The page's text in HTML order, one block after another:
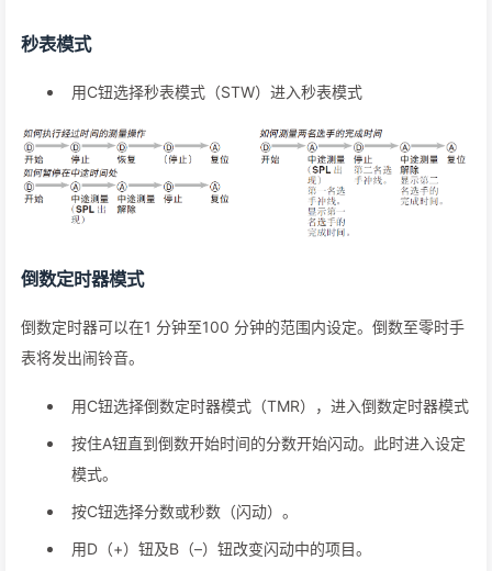
秒表模式
用C钮选择秒表模式（STW）进入秒表模式
倒数定时器模式
倒数定时器可以在1 分钟至100 分钟的范围内设定。倒数至零时手
表将发出闹铃音。
用C钮选择倒数定时器模式（TMR），进入倒数定时器模式
按住A钮直到倒数开始时间的分数开始闪动。此时进入设定
模式。
按C钮选择分数或秒数（闪动）。
用D（+）钮及B（–）钮改变闪动中的项目。